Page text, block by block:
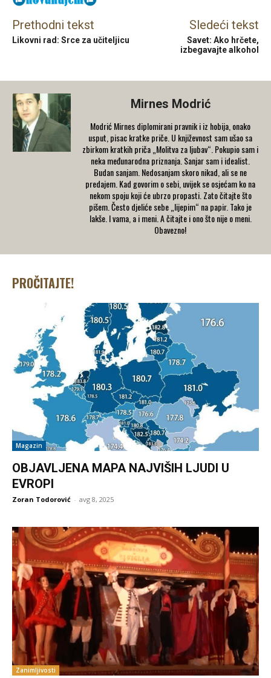
Prethodni tekst
Likovni rad: Srce za učiteljicu
Sledeći tekst
Savet: Ako hrčete,
izbegavajte alkohol
Mirnes Modrić
Modrić Mirnes diplomirani pravnik i iz hobija, onako
usput, pisac kratke priče. U književnost sam ušao sa
zbirkom kratkih priča „Molitva za ljubav“. Pokupio sam i
neka međunarodna priznanja. Sanjar sam i idealist.
Budan sanjam. Nedosanjam skoro nikad, ali se ne
predajem. Kad govorim o sebi, uvijek se osjećam ko na
nekom spoju koji će ubrzo propasti. Zato čitajte što
pišem. Često djeliće sebe „lijepim“ na papir. Tako je
lakše. I vama, a i meni. A čitajte i ono što nije o meni.
Obavezno!
PROČITAJTE!
Magazin
OBJAVLJENA MAPA NAJVIŠIH LJUDI U
EVROPI
Zoran Todorović - avg 8, 2025
Zanimljivosti